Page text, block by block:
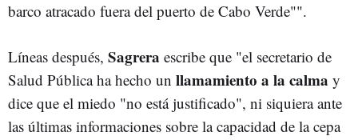
barco atracado fuera del puerto de Cabo Verde"".
Líneas después, Sagrera escribe que "el secretario de
Salud Pública ha hecho un llamamiento a la calma y
dice que el miedo "no está justificado", ni siquiera ante
las últimas informaciones sobre la capacidad de la cepa